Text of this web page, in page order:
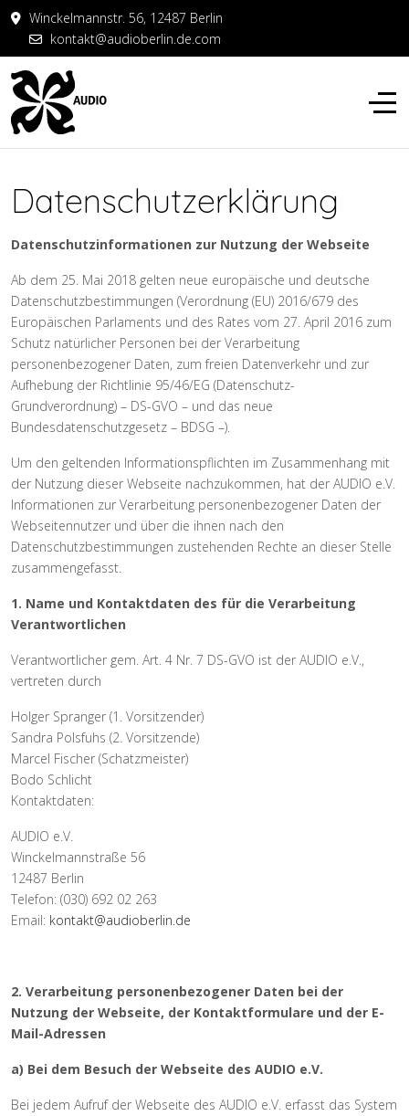
Winckelmannstr. 56, 12487 Berlin
kontakt@audioberlin.de.com
Datenschutzerklärung
Datenschutzinformationen zur Nutzung der Webseite
Ab dem 25. Mai 2018 gelten neue europäische und deutsche
Datenschutzbestimmungen (Verordnung (EU) 2016/679 des
Europäischen Parlaments und des Rates vom 27. April 2016 zum
Schutz natürlicher Personen bei der Verarbeitung
personenbezogener Daten, zum freien Datenverkehr und zur
Aufhebung der Richtlinie 95/46/EG (Datenschutz-
Grundverordnung) – DS-GVO – und das neue
Bundesdatenschutzgesetz – BDSG –).
Um den geltenden Informationspflichten im Zusammenhang mit
der Nutzung dieser Webseite nachzukommen, hat der AUDIO e.V.
Informationen zur Verarbeitung personenbezogener Daten der
Webseitennutzer und über die ihnen nach den
Datenschutzbestimmungen zustehenden Rechte an dieser Stelle
zusammengefasst.
1. Name und Kontaktdaten des für die Verarbeitung
Verantwortlichen
Verantwortlicher gem. Art. 4 Nr. 7 DS-GVO ist der AUDIO e.V.,
vertreten durch
Holger Spranger (1. Vorsitzender)
Sandra Polsfuhs (2. Vorsitzende)
Marcel Fischer (Schatzmeister)
Bodo Schlicht
Kontaktdaten:
AUDIO e.V.
Winckelmannstraße 56
12487 Berlin
Telefon: (030) 692 02 263
Email: kontakt@audioberlin.de
2. Verarbeitung personenbezogener Daten bei der
Nutzung der Webseite, der Kontaktformulare und der E-
Mail-Adressen
a) Bei dem Besuch der Webseite des AUDIO e.V.
Bei jedem Aufruf der Webseite des AUDIO e.V. erfasst das System